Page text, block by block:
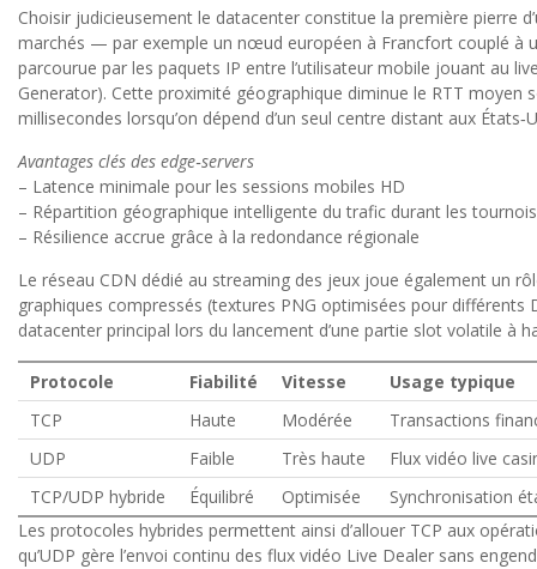
Choisir judicieusement le datacenter constitue la première pierre
marchés — par exemple un nœud européen à Francfort couplé à
parcourue par les paquets IP entre l’utilisateur mobile jouant au
Generator). Cette proximité géographique diminue le RTT
millisecondes lorsqu’on dépend d’un seul centre distant aux
Avantages clés des edge‑servers
– Latence minimale pour les sessions mobiles HD
– Répartition géographique intelligente du trafic durant les
– Résilience accrue grâce à la redondance régionale
Le réseau CDN dédié au streaming des jeux joue également un
graphiques compressés (textures PNG optimisées pour
datacenter principal lors du lancement d’une partie slot volatile à
Protocole Fiabilité Vitesse
Usage typique
TCP
Haute Modérée
Transactions
UDP
Faible Très haute
Flux vidéo live
TCP/UDP hybride
Équilibré Optimisée
Synchronisation
Les protocoles hybrides permettent ainsi d’allouer TCP aux
qu’UDP gère l’envoi continu des flux vidéo Live Dealer sans